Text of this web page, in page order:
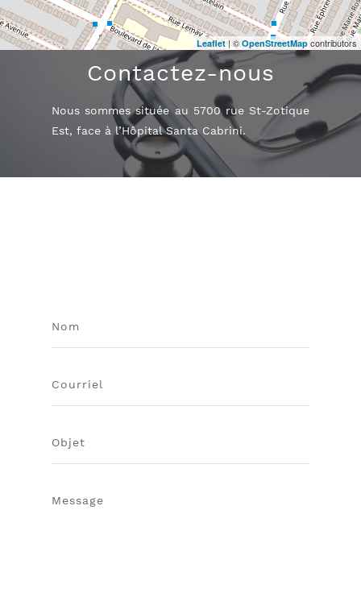
Leaflet| © OpenStreetMapcontributors
Contactez-nous
Nous sommes située au 5700 rue St-Zotique
Est, face à l’Hôpital Santa Cabrini.